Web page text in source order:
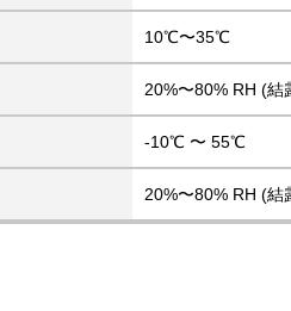
10℃〜35℃
20%〜80% RH (結
-10℃ 〜 55℃
20%〜80% RH (結